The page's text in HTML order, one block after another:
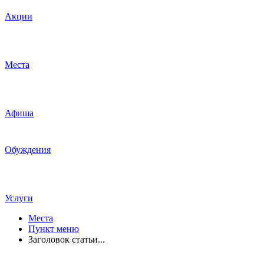
Акции
Места
Афиша
Обуждения
Услуги
Места
Пункт меню
Заголовок статьи...